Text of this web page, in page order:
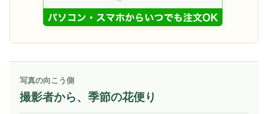
写真の向こう側
撮影者から、季節の花便り